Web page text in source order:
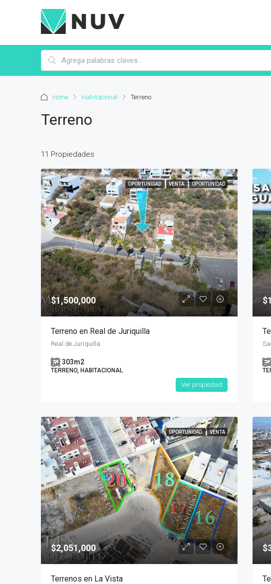
Home Habitacional Terreno
Terreno
11 Propiedades
OPORTUNIDAD VENTA OPORTUNIDAD
$1,500,000
Terreno en Real de Juriquilla
Real de Juriquilla
303m2
TERRENO, HABITACIONAL
Ver propiedad
OPORTUNIDAD VENTA
$2,051,000
Terrenos en La Vista